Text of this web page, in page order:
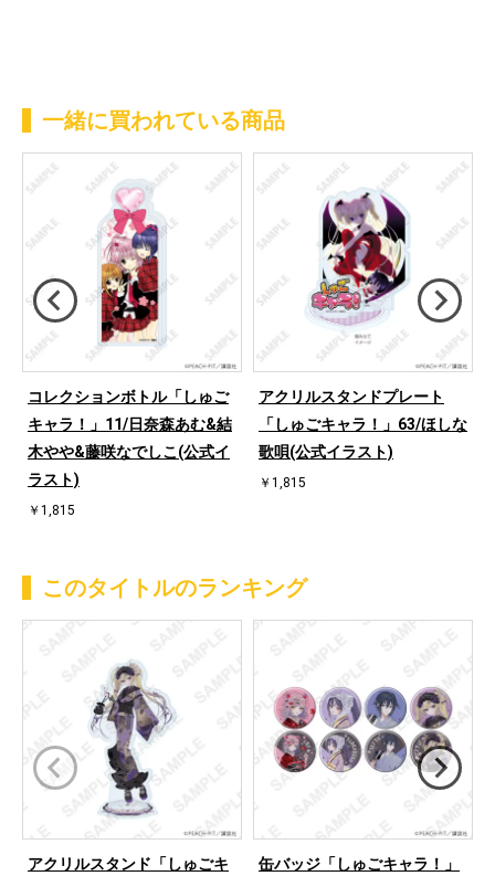
一緒に買われている商品
コレクションボトル「しゅご
キャラ！」11/日奈森あむ&結
木やや&藤咲なでしこ(公式イ
ラスト)
￥1,815
アクリルスタンドプレート
「しゅごキャラ！」63/ほしな
歌唄(公式イラスト)
￥1,815
このタイトルのランキング
アクリルスタンド「しゅごキ
缶バッジ「しゅごキャラ！」